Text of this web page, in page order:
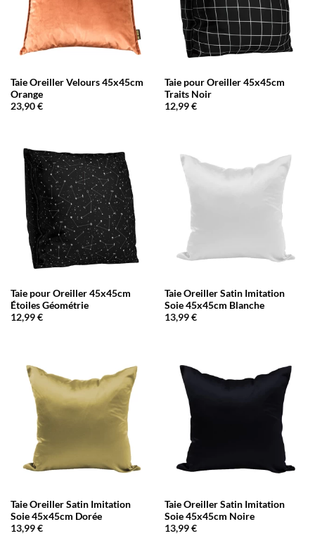
Taie Oreiller Velours 45x45cm
Orange
23,90€
Taie pour Oreiller 45x45cm
Traits Noir
12,99€
Taie pour Oreiller 45x45cm
Étoiles Géométrie
12,99€
Taie Oreiller Satin Imitation
Soie 45x45cm Blanche
13,99€
Taie Oreiller Satin Imitation
Soie 45x45cm Dorée
13,99€
Taie Oreiller Satin Imitation
Soie 45x45cm Noire
13,99€